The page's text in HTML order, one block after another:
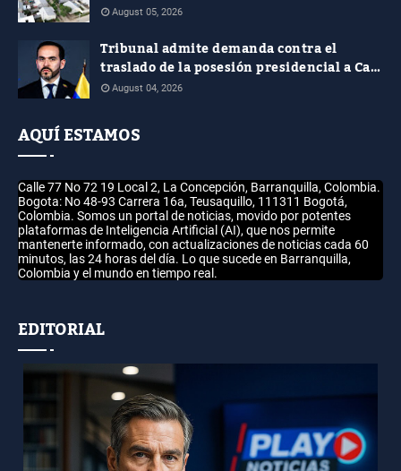
August 05, 2026
Tribunal admite demanda contra el
traslado de la posesión presidencial a Cali
y pide soportes jurídicos, presupuestales
August 04, 2026
AQUÍ ESTAMOS
Calle 77 No 72 19 Local 2, La Concepción, Barranquilla, Colombia.
Bogota: No 48-93 Carrera 16a, Teusaquillo, 111311 Bogotá,
Colombia. Somos un portal de noticias, movido por potentes
plataformas de Inteligencia Artificial (AI), que nos permite
mantenerte informado, con actualizaciones de noticias cada 60
minutos, las 24 horas del día. Lo que sucede en Barranquilla,
Colombia y el mundo en tiempo real.
EDITORIAL